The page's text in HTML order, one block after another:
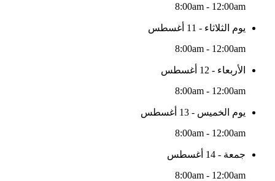
8:00am - 12:00am
يوم الثلاثاء - 11 أغسطس
8:00am - 12:00am
الأربعاء - 12 أغسطس
8:00am - 12:00am
يوم الخميس - 13 أغسطس
8:00am - 12:00am
جمعة - 14 أغسطس
8:00am - 12:00am